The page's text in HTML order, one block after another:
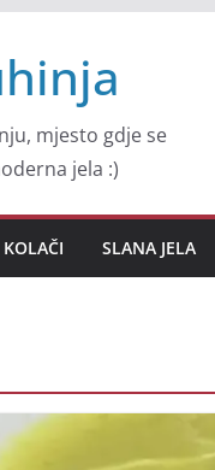
mjesto gdje se
jela :)
KOLAČI SLANA JELA